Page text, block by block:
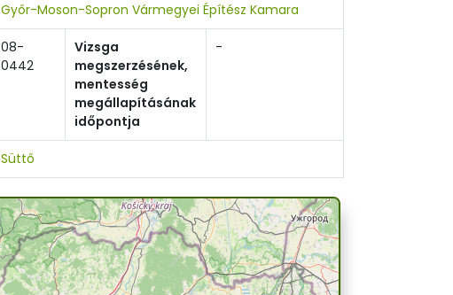
Győr-Moson-Sopron Vármegyei Építész Kamara
08-
0442
Vizsga
megszerzésének,
mentesség
megállapításának
időpontja
-
Süttő